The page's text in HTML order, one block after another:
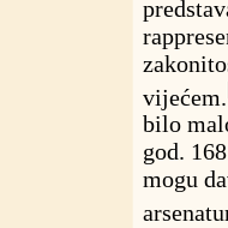
vijećem.
bilo
god.
mogu